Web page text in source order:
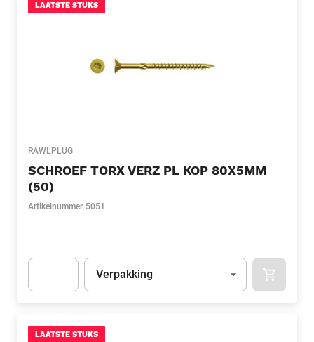
LAATSTE STUKS
RAWLPLUG
SCHROEF TORX VERZ PL KOP 80X5MM
(50)
Artikelnummer 5051
Eenheid
Verpakking
LAATSTE STUKS